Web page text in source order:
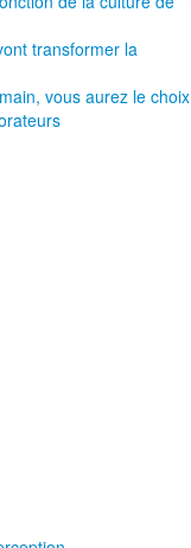
transformer la
vous aurez le choix